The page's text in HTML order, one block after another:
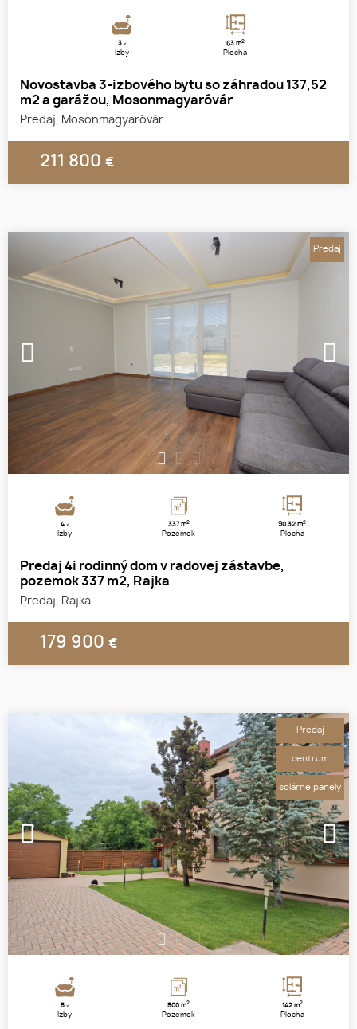
3 x
Izby
63 m2
Plocha
Novostavba 3-izbového bytu so záhradou 137,52
m2 a garážou, Mosonmagyaróvár
Predaj, Mosonmagyaróvár
211 800 €
1
4x
Izby
337 m2
Pozemok
90.32 m2
Plocha
Predaj 4i rodinný dom v radovej zástavbe,
pozemok 337 m2, Rajka
Predaj, Rajka
179 900 €
Predaj
1 2 3
5x
Izby
500 m2
Pozemok
142 m2
Plocha
Predaj
centrum
solárne panely